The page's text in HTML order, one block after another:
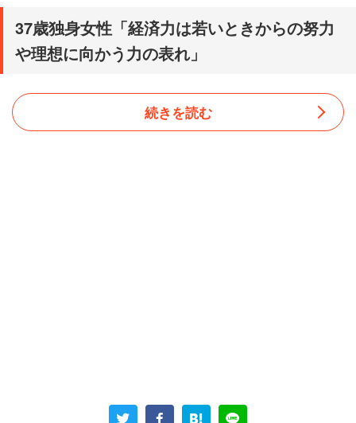
37歳独身女性「経済力は若いときからの努力
や理想に向かう力の表れ」
続きを読む